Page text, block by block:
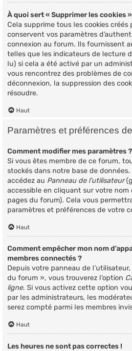
À quoi sert « Supprimer les cookies
Cela supprime tous les cookies créés
conservent vos paramètres
connexion au forum. Ils fournissent
telles que les indicateurs de lecture
lu) si cela a été activé par un
vous rencontrez des problèmes de
déconnexion, la suppression des
résoudre.
Haut
Paramètres et préférences
Comment modifier mes paramètres ?
Si vous êtes membre de ce forum,
stockés dans notre base de données.
accédez au Panneau de l’utilisateur
accessible en cliquant sur votre nom
pages du forum). Cela vous
paramètres et préférences de votre
Haut
Comment empêcher mon nom
membres connectés ?
Depuis votre panneau de
du forum », vous trouverez l’option
ligne. Si vous activez cette option
par les administrateurs, les
serez compté parmi les membres
Haut
Les heures ne sont pas correctes !